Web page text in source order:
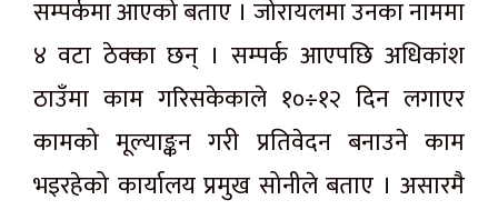
सम्पर्कमा आएको बताए । जोरायलमा उनका नाममा
४ वटा ठेक्का छन् । सम्पर्क आएपछि अधिकांश
ठाउँमा काम गरिसकेकाले १०÷१२ दिन लगाएर
कामको मूल्याङ्कन गरी प्रतिवेदन बनाउने काम
भइरहेको कार्यालय प्रमुख सोनीले बताए । असारमै